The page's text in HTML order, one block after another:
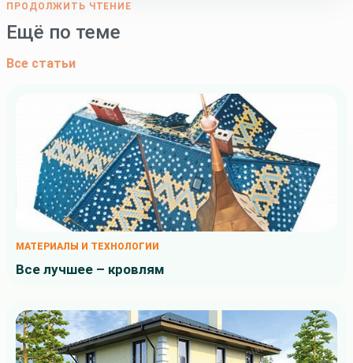
ПРОДОЛЖИТЬ ЧТЕНИЕ
Ещё по теме
Все статьи
МАТЕРИАЛЫ И ТЕХНОЛОГИИ
Все лучшее – кровлям